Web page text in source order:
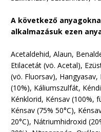
A következő
alkalmazásuk ezen
Acetaldehid, Alaun,
Etilacetát (vö. Acetal),
(vö. Fluorsav),
(10%), Káliumszulfát,
Kénklorid, Kénsav (100%,
Kénsav (75% 50°C),
20°C), Nátriumhidroxid